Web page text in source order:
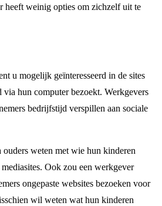
heeft weinig opties om zichzelf uit te
u mogelijk geïnteresseerd in de sites
hun computer bezoekt. Werkgevers
bedrijfstijd verspillen aan sociale
weten met wie hun kinderen
Ook zou een werkgever
ongepaste websites bezoeken voor
wil weten wat hun kinderen